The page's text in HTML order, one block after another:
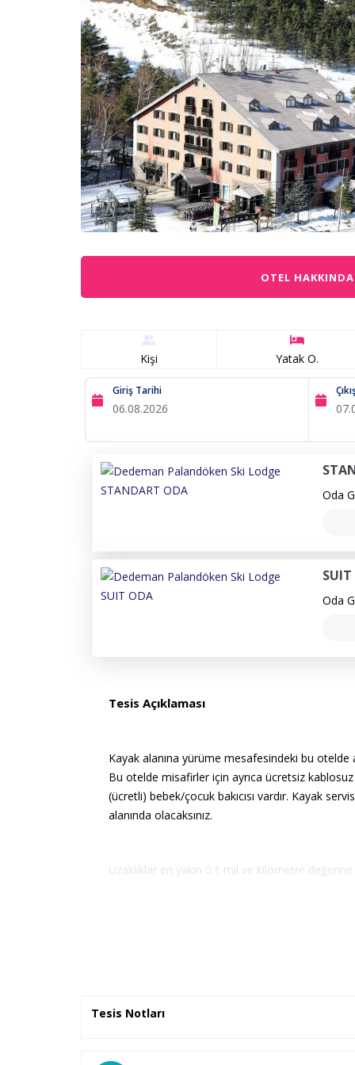
OTEL HAKKINDA
Kişi Yatak O.
Giriş Tarihi
Oda
Oda
Tesis Açıklaması
Kayak alanına yürüme mesafesindeki bu otelde
Bu otelde misafirler için ayrıca ücretsiz
(ücretli) bebek/çocuk bakıcısı vardır. Kayak
alanında olacaksınız.
Uzaklıklar en yakın 0.1 mil ve kilometre
Üç Kümbetler - 8,1 km / 5 mi
Tesis Notları